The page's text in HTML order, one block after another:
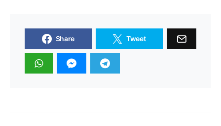
Share Tweet